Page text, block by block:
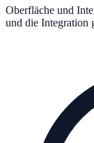
Oberfläche und
und die Integration